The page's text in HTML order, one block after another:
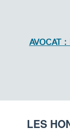
AVOCAT
LES